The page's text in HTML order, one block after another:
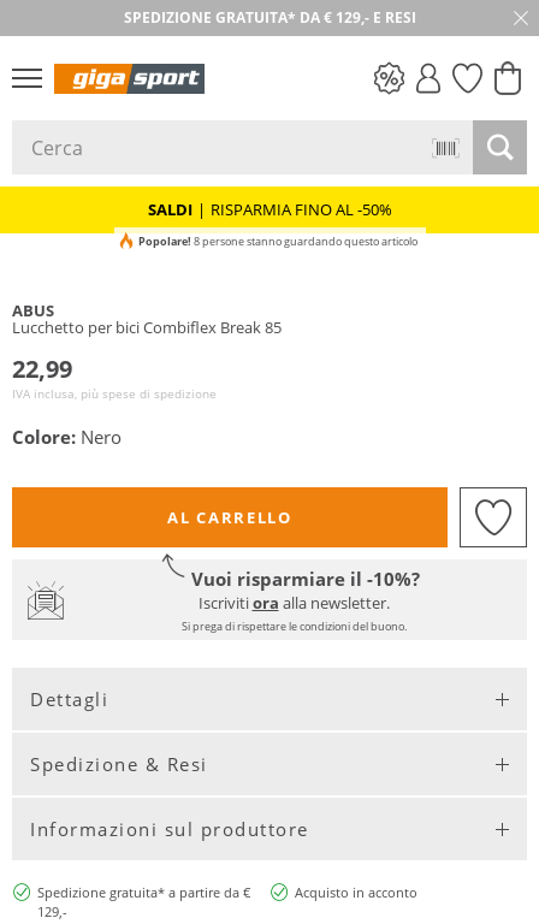
SPEDIZIONE GRATUITA* DA € 129,- E RESI
30 GIORNI DI RESO
SALDI | RISPARMIA FINO AL -50%
Popolare! 8 persone stanno guardando questo articolo
ABUS
Lucchetto per bici Combiflex Break 85
22,99
IVA inclusa, più spese di spedizione
Colore: Nero
AL CARRELLO
Vuoi risparmiare il -10%?
Iscrivitiora alla newsletter.
Si prega di rispettare le condizioni del buono.
Dettagli
Spedizione & Resi
Informazioni sul produttore
Spedizione gratuita* a partire da €
129,-
Acquisto in acconto